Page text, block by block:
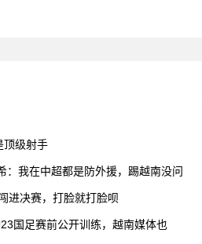
顶级射手
：我在中超都是防外援，踢越南没问
进决赛，打脸就打脸呗
国足赛前公开训练，越南媒体也